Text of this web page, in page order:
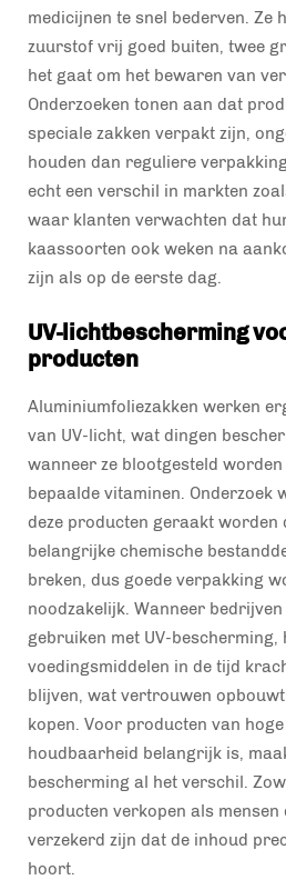
medicijnen te snel bederven. Ze
zuurstof vrij goed buiten, twee
het gaat om het bewaren van
Onderzoeken tonen aan dat
speciale zakken verpakt zijn,
houden dan reguliere
echt een verschil in markten
waar klanten verwachten dat
kaassoorten ook weken na
zijn als op de eerste dag.
UV-lichtbescherming
producten
Aluminiumfoliezakken werken
van UV-licht, wat dingen
wanneer ze blootgesteld
bepaalde vitaminen. Onderzoek
deze producten geraakt worden
belangrijke chemische
breken, dus goede verpakking
noodzakelijk. Wanneer
gebruiken met UV-bescherming,
voedingsmiddelen in de tijd
blijven, wat vertrouwen
kopen. Voor producten van
houdbaarheid belangrijk is,
bescherming al het verschil.
producten verkopen als mensen
verzekerd zijn dat de inhoud
hoort.